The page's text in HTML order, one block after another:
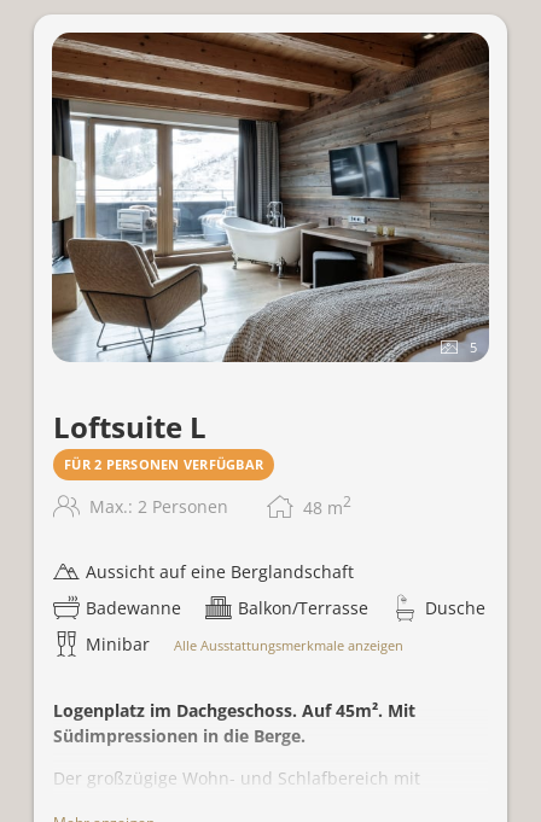
gemütlichen Abenden ein. Auf der großzügigen
Terrasse entsteht das Gefühl der Freiheit. Auf
entspannenden Liegen oder im Heaven-Swing. Und
im Bad kokettieren Regendusche und freistehende
Badewanne.
Für 2 Personen. Mit Zustellbett für 3 Personen
möglich
5
Loftsuite L
FÜR 2 PERSONEN VERFÜGBAR
Max.: 2 Personen 48 m2
Aussicht auf eine Berglandschaft
Badewanne
Balkon/Terrasse
Dusche
Minibar
Alle Ausstattungsmerkmale anzeigen
Logenplatz im Dachgeschoss. Auf 45m². Mit
Südimpressionen in die Berge.
Der großzügige Wohn- und Schlafbereich mit